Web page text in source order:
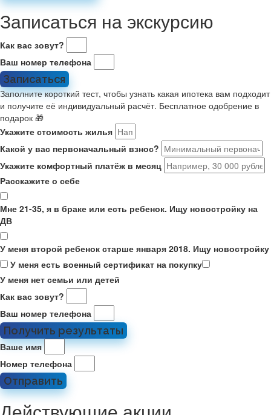
Записаться на экскурсию
Как вас зовут?
Ваш номер телефона
Записаться
Заполните короткий тест, чтобы узнать какая ипотека вам подходит
и получите её индивидуальный расчёт. Бесплатное одобрение в
подарок 🎁
Укажите стоимость жилья
Какой у вас первоначальный взнос?
Укажите комфортный платёж в месяц
Расскажите о себе
Мне 21-35, я в браке или есть ребенок. Ищу новостройку на
ДВ
У меня второй ребенок старше января 2018. Ищу новостройку
У меня есть военный сертификат на покупку
У меня нет семьи или детей
Как вас зовут?
Ваш номер телефона
Получить результаты
Ваше имя
Номер телефона
Отправить